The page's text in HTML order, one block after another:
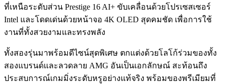
ที่เหนือระดับส่วน Prestige 16 AI+ ขับเคลื่อนด้วยโปรเซสเซอร์
Intel และโดดเด่นด้วยหน้าจอ 4K OLED สุดคมชัด เพื่อการใช้
งานที่ทั้งสวยงามและทรงพลัง
ทั้งสองรุ่นมาพร้อมดีไซน์สุดพิเศษ ตกแต่งด้วยโลโก้ร่วมของทั้ง
สองแบรนด์และลวดลาย AMG อันเป็นเอกลักษณ์ สะท้อนถึง
ประสบการณ์เกมมิ่งระดับหรูอย่างแท้จริง พร้อมของพรีเมียมที่